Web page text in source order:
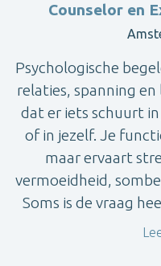
Counselor en
Psychologische
relaties, spanning
dat er iets schuurt
of in jezelf. Je
maar ervaart
vermoeidheid,
Soms is de vraag